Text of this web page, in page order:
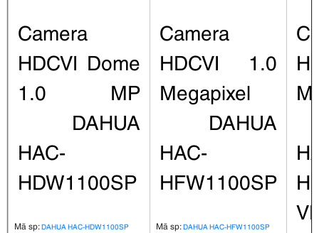
Camera
HDCVI Dome
1.0 MP
DAHUA
HAC-
HDW1100SP
Mã sp:DAHUA HAC-HDW1100SP
Camera
HDCVI 1.0
Megapixel
DAHUA
HAC-
HFW1100SP
Mã sp:DAHUA HAC-HFW1100SP